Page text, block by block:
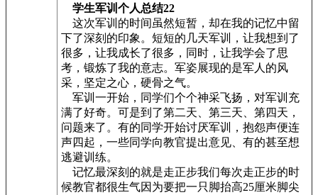
学生军训个人总结22
这次军训的时间虽然短暂，却在我的记忆中留
下了深刻的印象。短短的几天军训，让我想到了
很多，让我成长了很多，同时，让我学会了思
考，锻炼了我的意志。军姿展现的是军人的风
采，坚定之心，硬骨之气。
军训一开始，同学们个个神采飞扬，对军训充
满了好奇。可是到了第二天、第三天、第四天，
问题来了。有的同学开始讨厌军训，抱怨声便连
声四起，一些同学向教官提出意见、有的甚至想
逃避训练。
记忆最深刻的就是走正步我们每次走正步的时
候教官都很生气因为要把一只脚抬高25厘米脚尖